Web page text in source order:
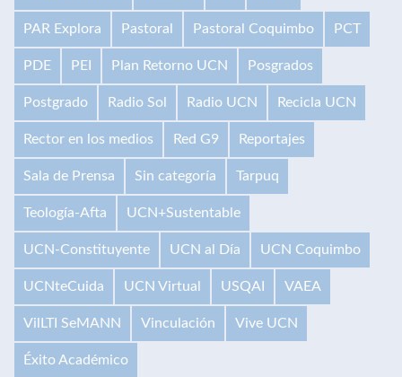
PAR Explora Pastoral Pastoral Coquimbo PCT
PDE PEI Plan Retorno UCN Posgrados
Postgrado Radio Sol Radio UCN Recicla UCN
Rector en los medios Red G9 Reportajes
Sala de Prensa Sin categoría Tarpuq
Teología-Afta UCN+Sustentable
UCN-Constituyente UCN al Día UCN Coquimbo
UCNteCuida UCN Virtual USQAI VAEA
VilLTI SeMANN Vinculación Vive UCN
Éxito Académico